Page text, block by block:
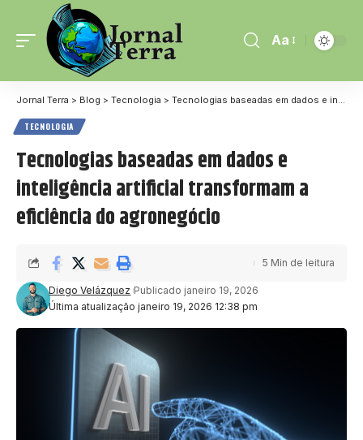
Aa
Jornal Terra > Blog > Tecnologia > Tecnologias baseadas em dados e inteligência artificial transformam a eficiência do agronegócio
TECNOLOGIA
Tecnologias baseadas em dados e
inteligência artificial transformam a
eficiência do agronegócio
Última atualização janeiro 19, 2026 12:38 pm
Diego Velázquez Publicado janeiro 19, 2026
5 Min de leitura